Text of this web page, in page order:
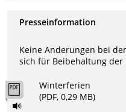
Presseinformation
Keine Änderungen bei
sich für Beibehaltung der
Winterferien
(PDF, 0,29 MB)